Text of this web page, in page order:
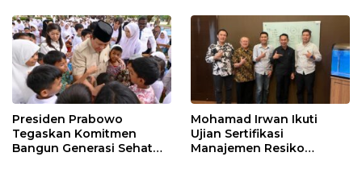
Perekonomian Daerah
Presiden Prabowo
Tegaskan Komitmen
Bangun Generasi Sehat
Mohamad Irwan Ikuti
Ujian Sertifikasi
Manajemen Resiko